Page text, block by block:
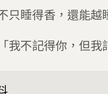
只睡得香，還能越
「我不記得你，但
智症家庭重拾笑容